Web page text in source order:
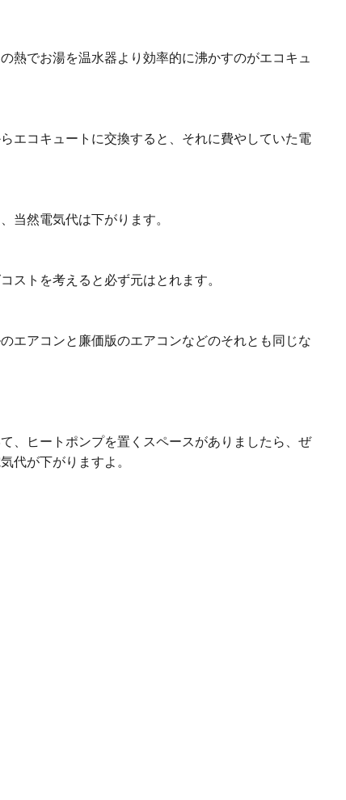
熱でお湯を温水器より効率的に沸かすのがエコキュ
エコキュートに交換すると、それに費やしていた電
当然電気代は下がります。
ストを考えると必ず元はとれます。
エアコンと廉価版のエアコンなどのそれとも同じな
、ヒートポンプを置くスペースがありましたら、ぜ
代が下がりますよ。